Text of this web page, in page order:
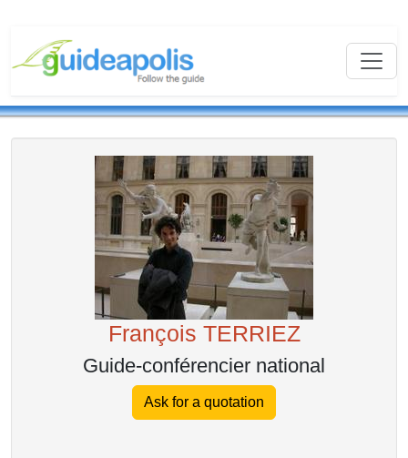
François TERRIEZ
Guide-conférencier national
Ask for a quotation